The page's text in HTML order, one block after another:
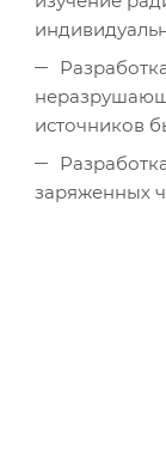
источников
заряженных